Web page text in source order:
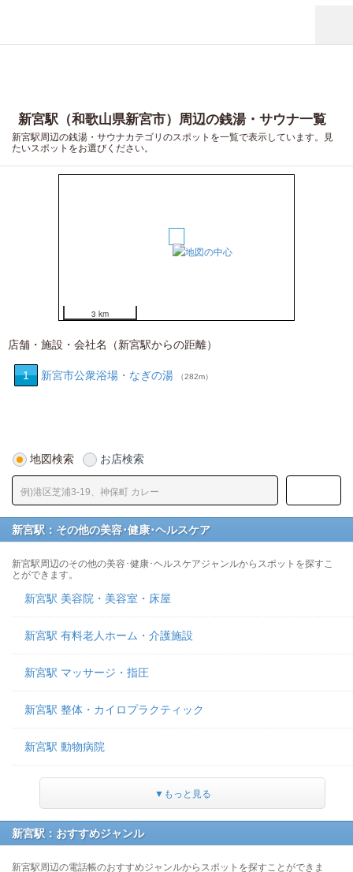
新宮駅（和歌山県新宮市）周辺の銭湯・サウナ一覧
新宮駅周辺の銭湯・サウナカテゴリのスポットを一覧で表示しています。見
たいスポットをお選びください。
3 km
店舗・施設・会社名（新宮駅からの距離）
1 新宮市公衆浴場・なぎの湯 （282m）
地図検索 お店検索
新宮駅：その他の美容･健康･ヘルスケア
新宮駅周辺のその他の美容･健康･ヘルスケアジャンルからスポットを探すこ
とができます。
新宮駅 美容院・美容室・床屋
新宮駅 有料老人ホーム・介護施設
新宮駅 マッサージ・指圧
新宮駅 整体・カイロプラクティック
新宮駅 動物病院
▼もっと見る
新宮駅：おすすめジャンル
新宮駅周辺の電話帳のおすすめジャンルからスポットを探すことができま